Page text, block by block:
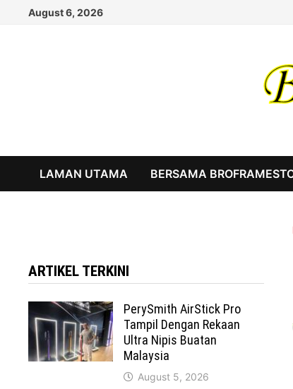
August 6, 2026
LAMAN UTAMA BERSAMA
ARTIKEL TERKINI
PerySmith AirStick Pro
Tampil Dengan Rekaan
Ultra Nipis Buatan
Malaysia
August 5, 2026